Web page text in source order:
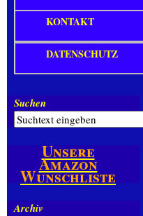
KONTAKT
DATENSCHUTZ
Suchen
Unsere
Amazon
Wunschliste
Archiv